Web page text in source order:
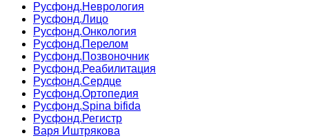
Русфонд.Неврология
Русфонд.Лицо
Русфонд.Онкология
Русфонд.Перелом
Русфонд.Позвоночник
Русфонд.Реабилитация
Русфонд.Сердце
Русфонд.Ортопедия
Русфонд.Spina bifida
Русфонд.Регистр
Варя Иштрякова